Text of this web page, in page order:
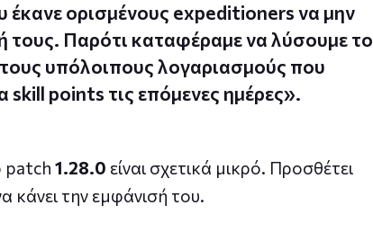
ορισμένους expeditioners να μην
Παρότι καταφέραμε να λύσουμε το
υπόλοιπους λογαριασμούς που
points τις επόμενες ημέρες».
patch 1.28.0 είναι σχετικά μικρό. Προσθέτει
την εμφάνισή του.